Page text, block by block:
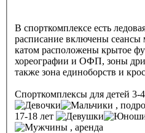
В спорткомплексе есть
расписание включены сеансы
катом расположены крытое
хореографии и ОФП, зоны
также зона единоборств и
Спорткомплексы для детей 3-
,
17-18 лет
, аренда